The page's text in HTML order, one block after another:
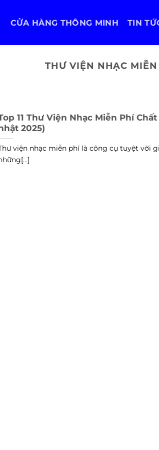
CỬA HÀNG THÔNG MINH TIN
THƯ VIỆN NHẠC
11 Thư Viện Nhạc Miễn Phí
2025)
viện nhạc miễn phí là công cụ tuyệt vời